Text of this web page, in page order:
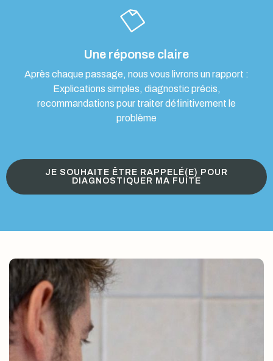
Une réponse claire
Après chaque passage, nous vous livrons un rapport :
Explications simples, diagnostic précis,
recommandations pour traiter définitivement le
problème
JE SOUHAITE ÊTRE RAPPELÉ(E) POUR
DIAGNOSTIQUER MA FUITE